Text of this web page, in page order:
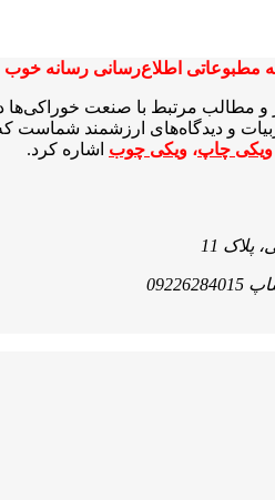
مطبوعاتی اطلاع‌رسانی رسانه خوب
و مطالب مرتبط با صنعت
و دیدگاه‌های ارزشمند شماست
ویکی چاپ، ویکی چوب اشاره کرد.
11